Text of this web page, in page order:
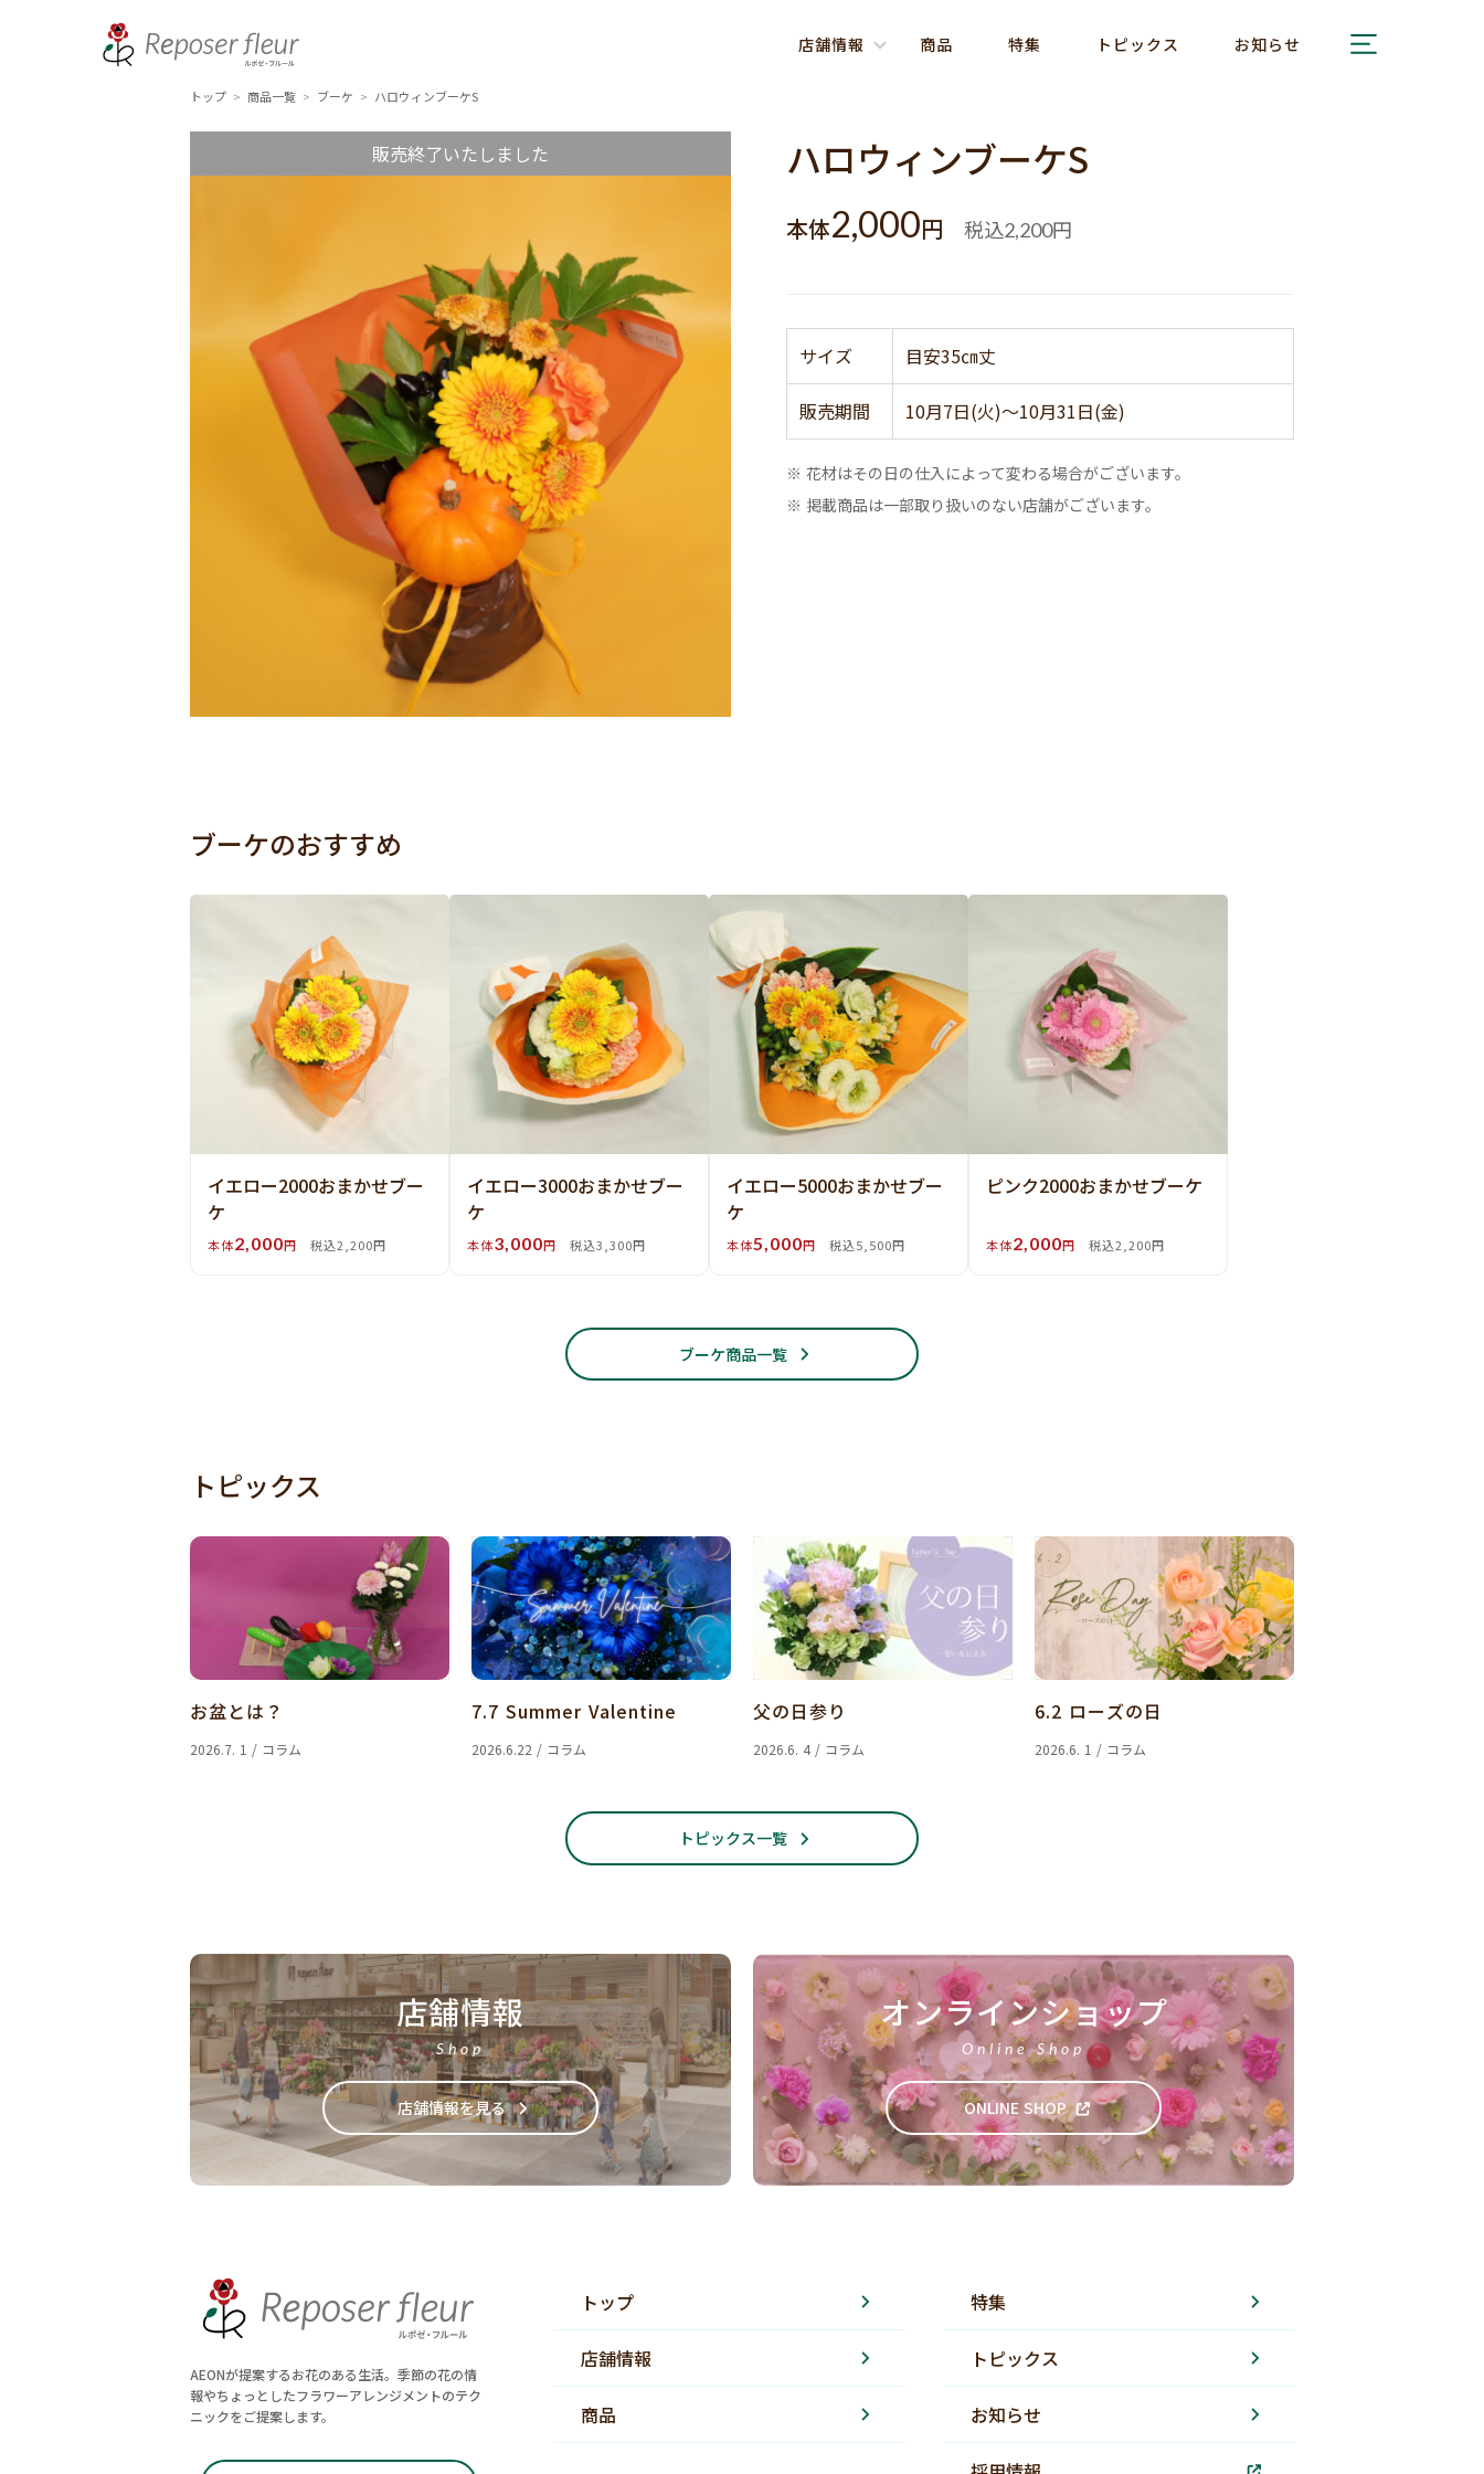
店舗情報 商品 特集 トピックス お知らせ
トップ > 商品一覧 > ブーケ > ハロウィンブーケS
販売終了いたしました ハロウィンブーケS
本体2,000円 税込2,200円
サイズ 目安35㎝丈
販売期間 10月7日(火)～10月31日(金)
※ 花材はその日の仕入によって変わる場合がございます。
※ 掲載商品は一部取り扱いのない店舗がございます。
ブーケのおすすめ
イエロー2000おまかせブー
ケ
本体2,000円 税込2,200円
イエロー3000おまかせブー
ケ
本体3,000円 税込3,300円
イエロー5000おまかせブー
ケ
本体5,000円 税込5,500円
ピンク2000おまかせブーケ
本体2,000円 税込2,200円
ブーケ商品一覧
トピックス
お盆とは？
2026.7. 1 / コラム
7.7 Summer Valentine
2026.6.22 / コラム
父の日参り
2026.6. 4 / コラム
6.2 ローズの日
2026.6. 1 / コラム
トピックス一覧
店舗情報
Shop
店舗情報を見る
オンラインショップ
Online Shop
ONLINE SHOP
AEONが提案するお花のある生活。季節の花の情
報やちょっとしたフラワーアレンジメントのテク
ニックをご提案します。
トップ
店舗情報
商品
特集
トピックス
お知らせ